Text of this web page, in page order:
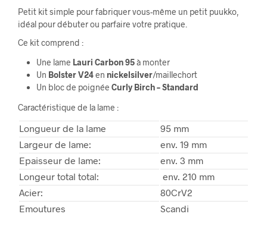
Petit kit simple pour fabriquer vous-même un petit puukko,
idéal pour débuter ou parfaire votre pratique.
Ce kit comprend :
Une lame Lauri Carbon 95à monter
Un Bolster V24en nickelsilver/maillechort
Un bloc de poignée Curly Birch – Standard
Caractéristique de la lame :
Longueur de la lame
95 mm
Largeur de lame:
env. 19 mm
Epaisseur de lame:
env. 3 mm
Longeur total total:
env. 210 mm
Acier:
80CrV2
Emoutures
Scandi